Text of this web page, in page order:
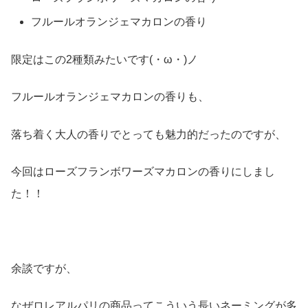
フルールオランジェマカロンの香り
限定はこの2種類みたいです(・ω・)ノ
フルールオランジェマカロンの香りも、
落ち着く大人の香りでとっても魅力的だったのですが、
今回はローズフランボワーズマカロンの香りにしまし
た！！
余談ですが、
なぜロレアルパリの商品ってこういう長いネーミングが多